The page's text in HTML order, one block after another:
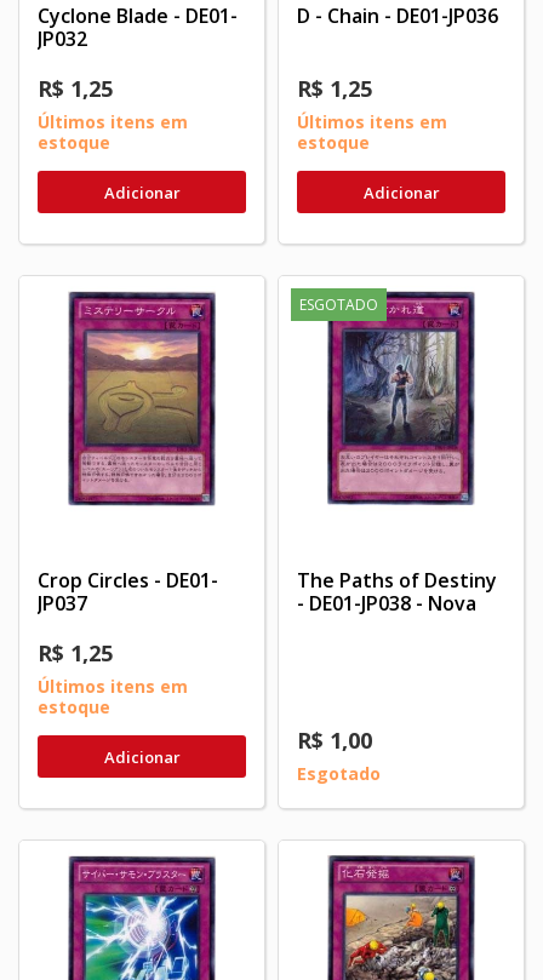
Cyclone Blade - DE01-
JP032
R$ 1,25
Últimos itens em
estoque
Adicionar
D - Chain - DE01-JP036
R$ 1,25
Últimos itens em
estoque
Adicionar
Crop Circles - DE01-
JP037
R$ 1,25
Últimos itens em
estoque
Adicionar
ESGOTADO
The Paths of Destiny
- DE01-JP038 - Nova
R$ 1,00
Esgotado